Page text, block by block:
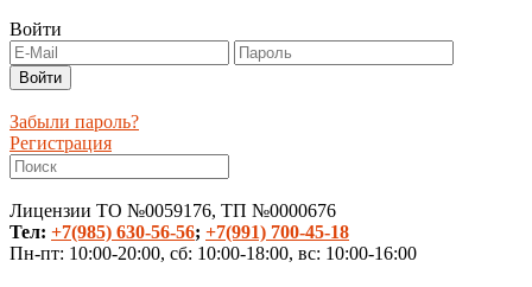
Войти
Забыли пароль?
Регистрация
Лицензии ТО №0059176, ТП №0000676
Тел: +7(985) 630-56-56; +7(991) 700-45-18
Пн-пт: 10:00-20:00, сб: 10:00-18:00, вс: 10:00-16:00